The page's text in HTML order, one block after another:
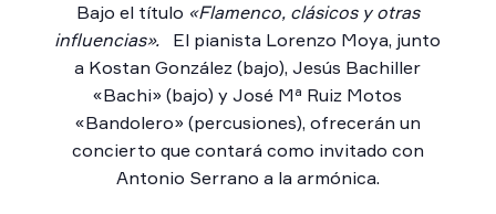
Bajo el título «Flamenco, clásicos y otras
influencias».
El pianista Lorenzo Moya, junto
a Kostan González (bajo), Jesús Bachiller
«Bachi» (bajo) y José Mª Ruiz Motos
«Bandolero» (percusiones), ofrecerán un
concierto que contará como invitado con
Antonio Serrano a la armónica.